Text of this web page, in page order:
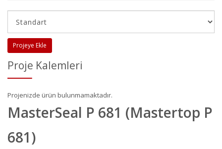
Projeye Ekle
Proje Kalemleri
Projenizde ürün bulunmamaktadır.
MasterSeal P 681 (Mastertop P
681)